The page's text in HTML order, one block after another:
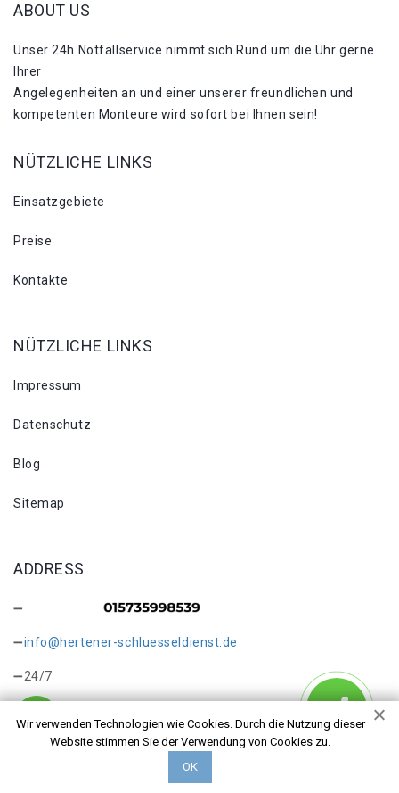
Wir verwenden Technologien wie Cookies. Durch die Nutzung dieser
Website stimmen Sie der Verwendung von Cookies zu.
ОК
ABOUT US
Unser 24h Notfallservice nimmt sich Rund um die Uhr gerne
Ihrer
Angelegenheiten an und einer unserer freundlichen und
kompetenten Monteure wird sofort bei Ihnen sein!
NÜTZLICHE LINKS
Einsatzgebiete
Preise
Kontakte
NÜTZLICHE LINKS
Impressum
Datenschutz
Blog
Sitemap
ADDRESS
info@hertener-schluesseldienst.de
24/7
Copyright © 2026 Kontakt. Alle Rechte vorbehalten.